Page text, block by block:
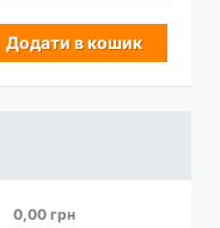
Додати в кошик
0,00 грн